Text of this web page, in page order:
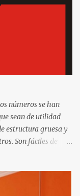
números se han
sean de utilidad
estructura gruesa y
Son fáciles de
los niños, entre